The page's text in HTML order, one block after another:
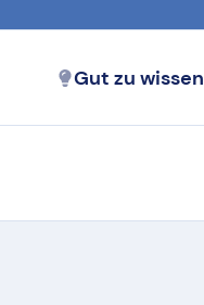
Gut zu wissen